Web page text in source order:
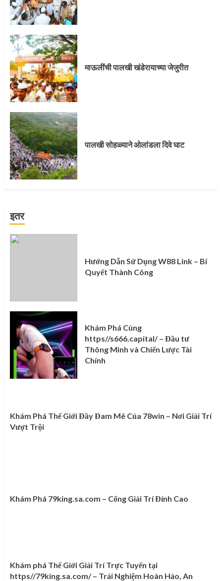
माऊलींची पालखी खंडेरायाच्या जेजुरीत
पालखी सोहळ्याने ओलांडला दिवे घाट
इतर
Hướng Dẫn Sử Dụng W88 Link – Bí
Quyết Thành Công
Khám Phá Cùng
https//s666.capital/ – Đầu tư
Thông Minh và Chiến Lược Tài
Chính
Khám Phá Thế Giới Đầy Đam Mê Của 78win – Nơi Giải Trí
Vượt Trội
Khám Phá 79king.sa.com – Cổng Giải Trí Đỉnh Cao
Khám phá Thế Giới Giải Trí Trực Tuyến tại
https//79king.sa.com/ – Trải Nghiệm Hoàn Hảo, An